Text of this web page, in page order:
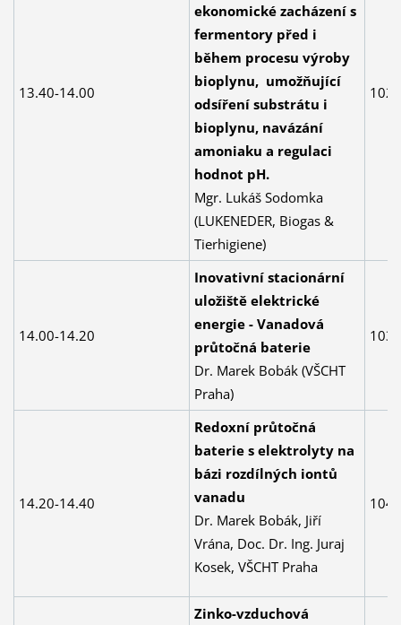
13.40-14.00
ekonomické zacházení s
fermentory před i
během procesu výroby
bioplynu, umožňující
odsíření substrátu i
bioplynu, navázání
amoniaku a regulaci
hodnot pH.
Mgr. Lukáš Sodomka
(LUKENEDER, Biogas &
Tierhigiene)
102
14.00-14.20
Inovativní stacionární
uložiště elektrické
energie - Vanadová
průtočná baterie
Dr. Marek Bobák (VŠCHT
Praha)
103
14.20-14.40
Redoxní průtočná
baterie s elektrolyty na
bázi rozdílných iontů
vanadu
Dr. Marek Bobák, Jiří
Vrána, Doc. Dr. Ing. Juraj
Kosek, VŠCHT Praha
104
Zinko-vzduchová